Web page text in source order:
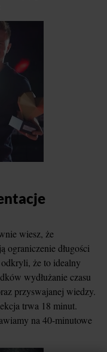
wiesz, że
ograniczenie długości
że to idealny
wydłużanie czasu
przyswajanej wiedzy.
trwa 18 minut.
na 40-minutowe